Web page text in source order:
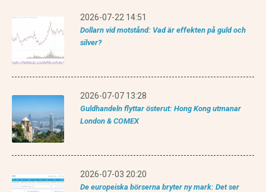
2026-07-22 14:51
Dollarn vid motstånd: Vad är effekten på guld och
silver?
2026-07-07 13:28
Guldhandeln flyttar österut: Hong Kong utmanar
London & COMEX
2026-07-03 20:20
De europeiska börserna bryter ny mark: Det ser